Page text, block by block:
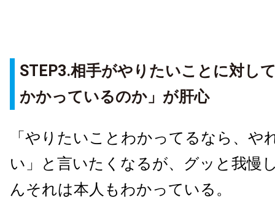
STEP3.相手がやりたいことに対し
かかっているのか」が肝心
「やりたいことわかってるなら、や
い」と言いたくなるが、グッと我慢
んそれは本人もわかっている。